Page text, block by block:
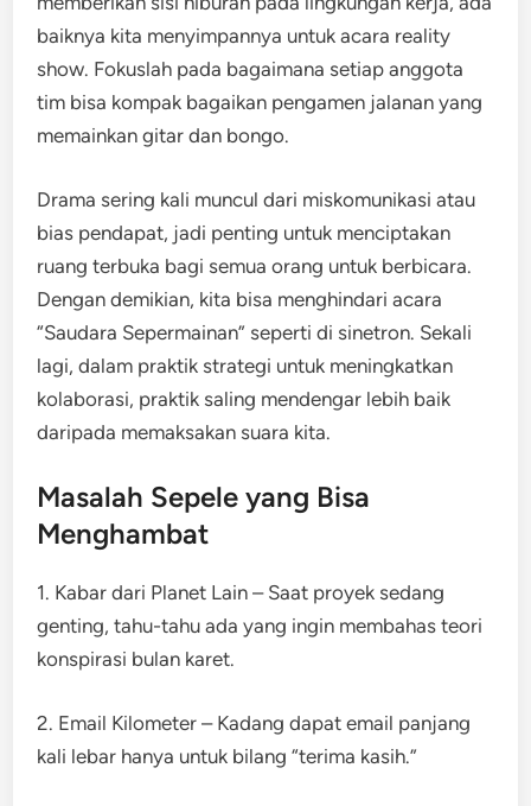
baiknya kita menyimpannya untuk acara reality
show. Fokuslah pada bagaimana setiap anggota
tim bisa kompak bagaikan pengamen jalanan yang
memainkan gitar dan bongo.
Drama sering kali muncul dari miskomunikasi atau
bias pendapat, jadi penting untuk menciptakan
ruang terbuka bagi semua orang untuk berbicara.
Dengan demikian, kita bisa menghindari acara
“Saudara Sepermainan” seperti di sinetron. Sekali
lagi, dalam praktik strategi untuk meningkatkan
kolaborasi, praktik saling mendengar lebih baik
daripada memaksakan suara kita.
Masalah Sepele yang Bisa
Menghambat
1. Kabar dari Planet Lain – Saat proyek sedang
genting, tahu-tahu ada yang ingin membahas teori
konspirasi bulan karet.
2. Email Kilometer – Kadang dapat email panjang
kali lebar hanya untuk bilang “terima kasih.”